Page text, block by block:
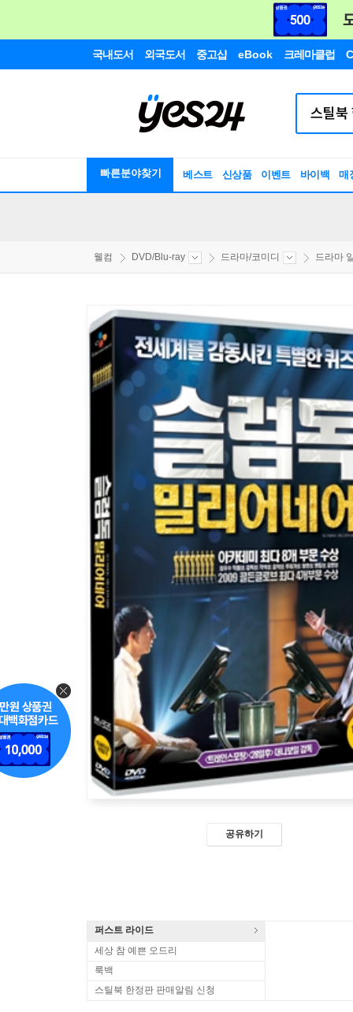
국내도서 외국도서 중고샵 eBook 크레마클럽
빠른분야찾기 베스트 신상품 이벤트 바이백 매
웰컴 DVD/Blu-ray 드라마/코미디 드라마
공유하기
퍼스트 라이드
세상 참 예쁜 오드리
룩백
스틸북 한정판 판매알림 신청